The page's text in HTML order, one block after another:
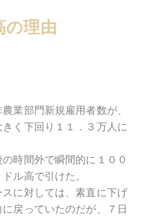
の理由
業部門新規雇用者数が、
く下回り１１．３万人に
時間外で瞬間的に１００
ル高で引けた。
に対しては、素直に下げ
戻っていたのだが、７日